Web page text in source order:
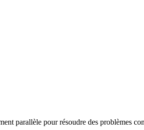
parallèle pour résoudre des problèmes